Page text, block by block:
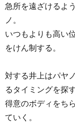
急所を遠ざけるよ
ノ。
いつもよりも高い
をけん制する。
対する井上はパヤ
るタイミングを探す
得意のボディをち
ていく。